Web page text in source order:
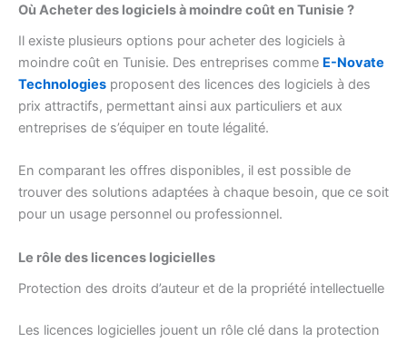
Où Acheter des logiciels à moindre coût en Tunisie ?
Il existe plusieurs options pour acheter des logiciels à
moindre coût en Tunisie. Des entreprises comme E-Novate
Technologies proposent des licences des logiciels à des
prix attractifs, permettant ainsi aux particuliers et aux
entreprises de s’équiper en toute légalité.
En comparant les offres disponibles, il est possible de
trouver des solutions adaptées à chaque besoin, que ce soit
pour un usage personnel ou professionnel.
Le rôle des licences logicielles
Protection des droits d’auteur et de la propriété intellectuelle
Les licences logicielles jouent un rôle clé dans la protection